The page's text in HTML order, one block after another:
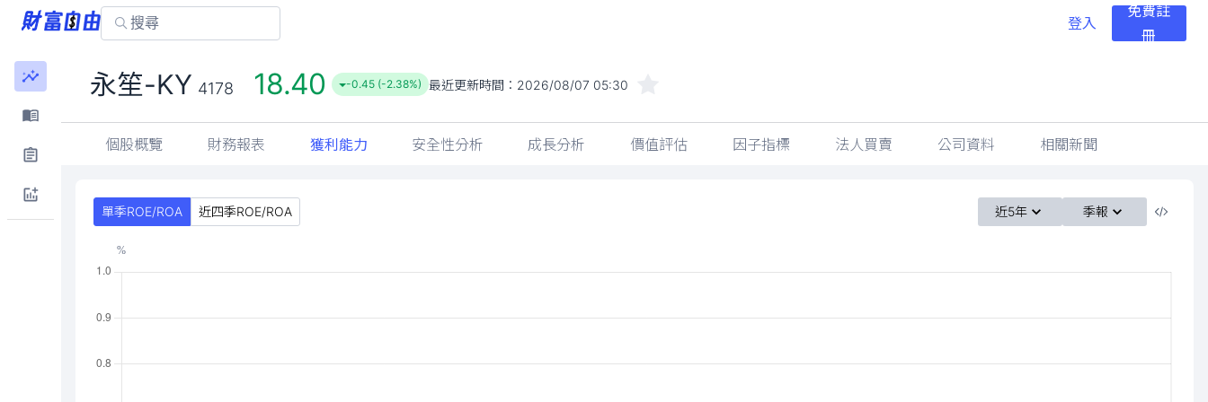
登入
免費註
冊
永笙-KY 4178 18.40 -0.45 (-2.38%) 最近更新時間： 2026/08/07 05:30
個股概覽 財務報表 獲利能力 安全性分析 成長分析 價值評估 因子指標 法人買賣 公司資料 相關新聞
單季ROE/ROA 近四季ROE/ROA 近5年 季報